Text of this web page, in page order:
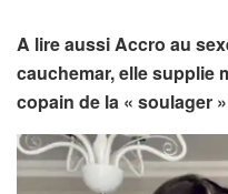
A lire aussi Accro au
cauchemar, elle supplie
copain de la « soulager »